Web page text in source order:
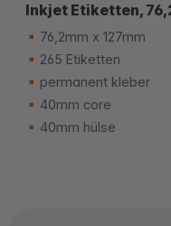
Inkjet Etiketten,
76,2mm x 127mm
265 Etiketten
permanent kleber
40mm core
40mm hülse